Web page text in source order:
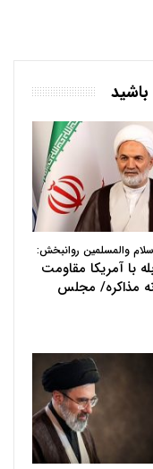
والمسلمین روانبخش:
با آمریکا مقاومت
مذاکره/ مجلس